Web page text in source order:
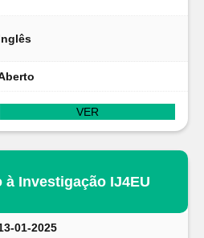
VER
à Investigação IJ4EU
01-2025